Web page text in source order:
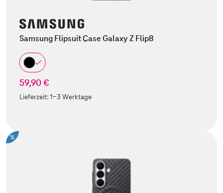
Samsung Flipsuit Case Galaxy Z Flip8
59,90 €
Lieferzeit:1-3 Werktage
%